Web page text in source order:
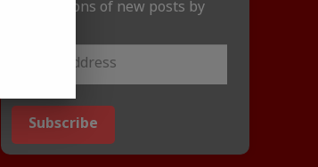
notifications of new posts by
Subscribe